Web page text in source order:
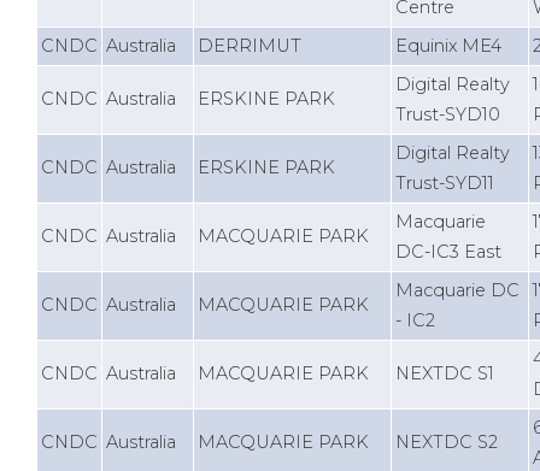
Centre
CNDC Australia DERRIMUT Equinix ME4
CNDC Australia ERSKINE PARK
Digital Realty
Trust-SYD10
CNDC Australia ERSKINE PARK
Digital Realty
Trust-SYD11
CNDC Australia MACQUARIE PARK
Macquarie
DC-IC3 East
CNDC Australia MACQUARIE PARK
Macquarie DC
- IC2
CNDC Australia MACQUARIE PARK NEXTDC S1
CNDC Australia MACQUARIE PARK NEXTDC S2